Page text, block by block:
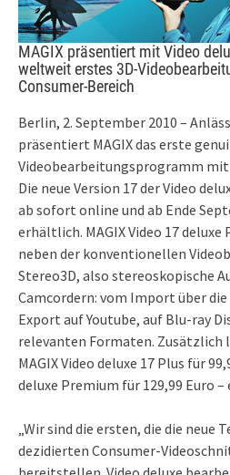
MAGIX präsentiert mit Video
weltweit erstes 3D-
Consumer-Bereich
Berlin, 2. September 2010 –
präsentiert MAGIX das erste
Videobearbeitungsprogramm mit
Die neue Version 17 der Video
ab sofort online und ab Ende
erhältlich. MAGIX Video 17
neben der konventionellen
Stereo3D, also stereoskopische
Camcordern: vom Import über
Export auf Youtube, auf Blu-ray
relevanten Formaten. Zusätzlich
MAGIX Video deluxe 17 Plus für
deluxe Premium für 129,99 Euro
„Wir sind die ersten, die die neue
dezidierten Consumer-